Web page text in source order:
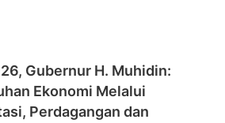
Gubernur H. Muhidin:
Ekonomi Melalui
Perdagangan dan